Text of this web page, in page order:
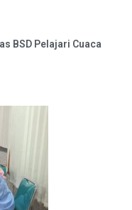
BSD Pelajari Cuaca